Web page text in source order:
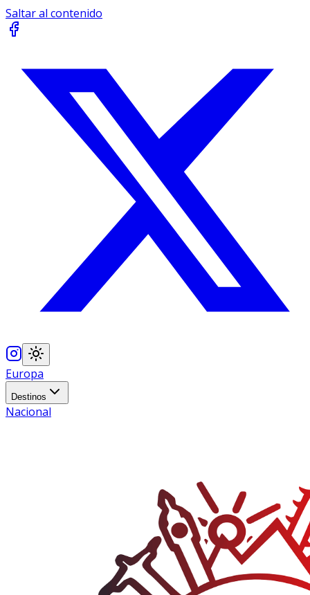
Saltar al contenido
Europa
Destinos
Nacional